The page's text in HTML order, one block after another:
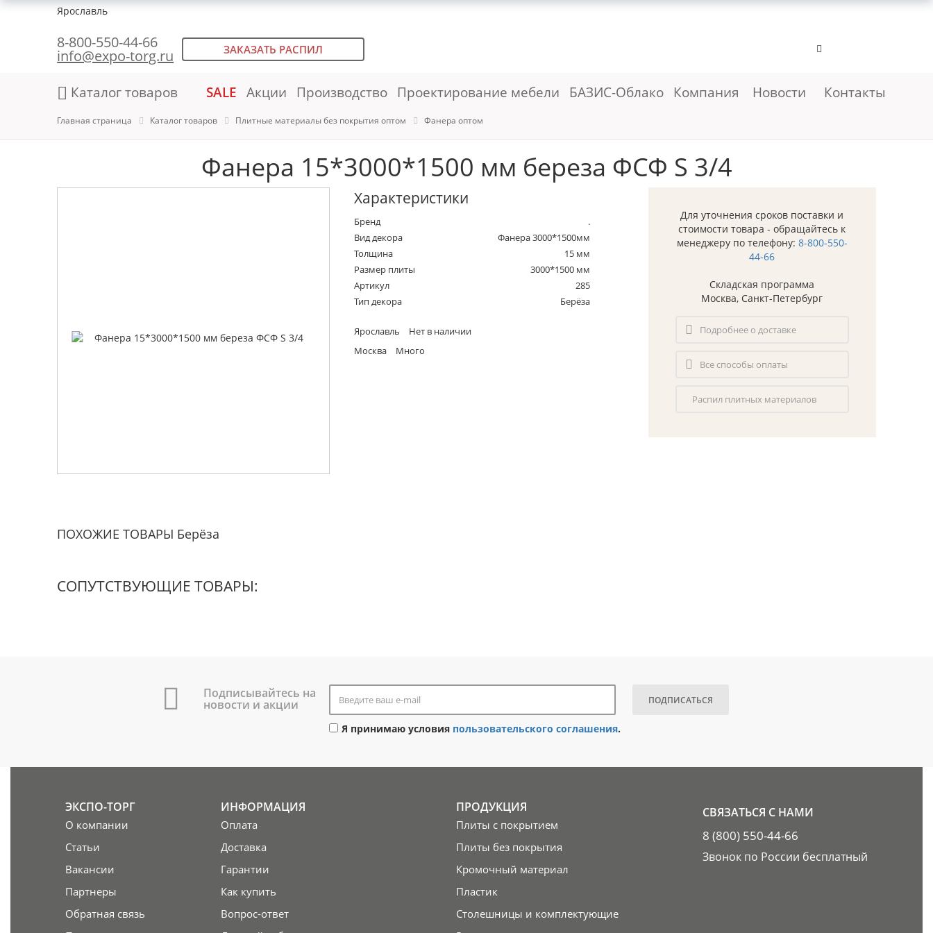
Ярославль
8-800-550-44-66
info@expo-torg.ru ЗАКАЗАТЬ РАСПИЛ
Каталог товаров SALE Акции Производство Проектирование мебели БАЗИС-Облако Компания Новости Контакты
Главная страница Каталог товаров Плитные материалы без покрытия оптом Фанера оптом
Фанера 15*3000*1500 мм береза ФСФ S 3/4
Характеристики
Бренд
.
Вид декора
Фанера 3000*1500мм
Толщина
15 мм
Размер плиты
3000*1500 мм
Артикул
285
Тип декора
Берёза
Ярославль
Нет в наличии
Москва
Много
Для уточнения сроков поставки и
стоимости товара - обращайтесь к
менеджеру по телефону: 8-800-550-
44-66
Складская программа
Москва, Санкт-Петербург
Подробнее о доставке
Все способы оплаты
Распил плитных материалов
ПОХОЖИЕ ТОВАРЫ Берёза
СОПУТСТВУЮЩИЕ ТОВАРЫ:
Подписывайтесь на
новости и акции ПОДПИСАТЬСЯ
Я принимаю условия пользовательского соглашения.
ЭКСПО-ТОРГ
О компании
Статьи
Вакансии
Партнеры
Обратная связь
ИНФОРМАЦИЯ
Оплата
Доставка
Гарантии
Как купить
Вопрос-ответ
ПРОДУКЦИЯ
Плиты с покрытием
Плиты без покрытия
Кромочный материал
Пластик
Столешницы и комплектующие
СВЯЗАТЬСЯ С НАМИ
8 (800) 550-44-66
Звонок по России бесплатный